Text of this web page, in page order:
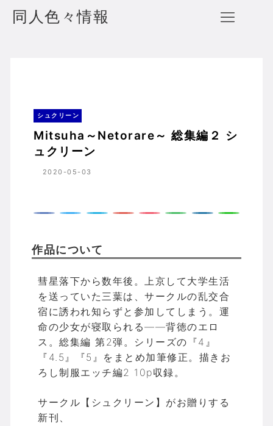
同人色々情報
シュクリーン
Mitsuha～Netorare～ 総集編２ シ
ュクリーン
2020-05-03
作品について
彗星落下から数年後。上京して大学生活
を送っていた三葉は、サークルの乱交合
宿に誘われ知らずと参加してしまう。運
命の少女が寝取られる――背徳のエロ
ス。総集編 第2弾。シリーズの『4』
『4.5』『5』をまとめ加筆修正。描きお
ろし制服エッチ編2 10p収録。
サークル【シュクリーン】がお贈りする
新刊、